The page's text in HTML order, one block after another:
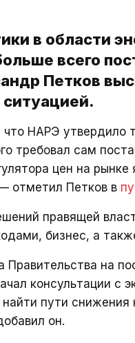
в области
всего
Петков
НАРЭ утвердило
требовал сам
цен на
отметил Петков в
правящей
бизнес, а
Правительства на
консультации с
пути снижения
он.